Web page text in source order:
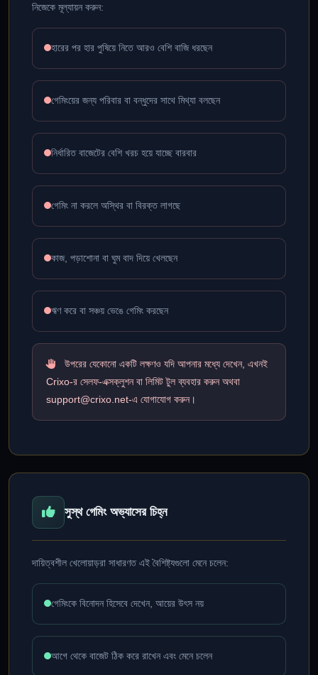
নিজেকে মূল্যায়ন করুন:
হারের পর হার পুষিয়ে নিতে আরও বেশি বাজি ধরছেন
গেমিংয়ের জন্য পরিবার বা বন্ধুদের সাথে মিথ্যা বলছেন
নির্ধারিত বাজেটের বেশি খরচ হয়ে যাচ্ছে বারবার
গেমিং না করলে অস্থির বা বিরক্ত লাগছে
কাজ, পড়াশোনা বা ঘুম বাদ দিয়ে খেলছেন
ঋণ করে বা সঞ্চয় ভেঙে গেমিং করছেন
উপরের যেকোনো একটি লক্ষণও যদি আপনার মধ্যে দেখেন, এখনই
Crixo-র সেলফ-এক্সক্লুশন বা লিমিট টুল ব্যবহার করুন অথবা
support@crixo.net-এ যোগাযোগ করুন।
সুস্থ গেমিং অভ্যাসের চিহ্ন
দায়িত্বশীল খেলোয়াড়রা সাধারণত এই বৈশিষ্ট্যগুলো মেনে চলেন:
গেমিংকে বিনোদন হিসেবে দেখেন, আয়ের উৎস নয়
আগে থেকে বাজেট ঠিক করে রাখেন এবং মেনে চলেন